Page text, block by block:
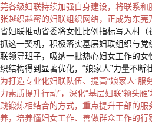
莞各级妇联持续加强自身建设，将联系
张越织越密的妇联组织网络，正成为东莞
省妇联推动省委将女性比例指标写入村（
抓这一契机，积极落实基层妇联组织与党
联领导班子，吸纳一批热心妇女工作的女
织结构得到显著优化，“娘家人”力量不断
为打造专业化妇联队伍、提高“娘家人”服
力素质提升行动”，深化“基层妇联‘领头雁
践锻炼相结合的方式，重点提升干部的
养，培养懂妇女工作、善做群众工作的行